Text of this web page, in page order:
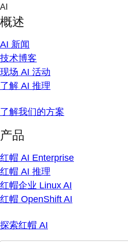
Skip
content
AI
概述
AI 新闻
技术博客
现场 AI 活动
了解 AI 推理
了解我们的方案
产品
红帽 AI Enterprise
红帽 AI 推理
红帽企业 Linux AI
红帽 OpenShift AI
探索红帽 AI